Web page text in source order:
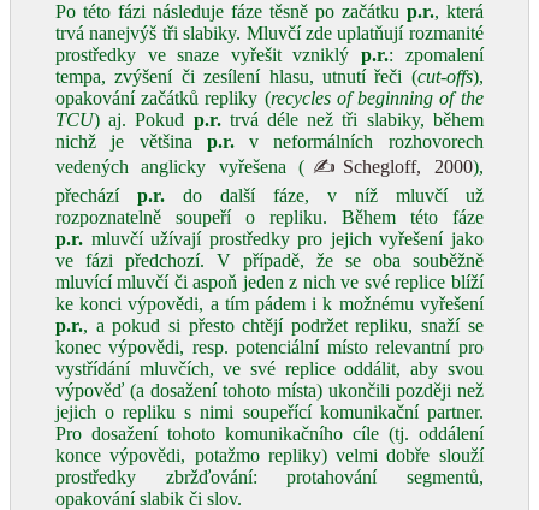
Po této fázi následuje fáze těsně po začátku p.r., která
trvá nanejvýš tři slabiky. Mluvčí zde uplatňují rozmanité
prostředky ve snaze vyřešit vzniklýp.r.: zpomalení
tempa, zvýšení či zesílení hlasu, utnutí řeči (cut-offs),
opakování začátků repliky (recycles of beginning of the
TCU) aj. Pokud p.r.trvá déle než tři slabiky, během
nichž je většina p.r.v neformálních rozhovorech
vedených anglicky vyřešena ( ✍Schegloff, 2000),
přechází p.r.do další fáze, v níž mluvčí už
rozpoznatelně soupeří o repliku. Během této fáze
p.r. mluvčí užívají prostředky pro jejich vyřešení jako
ve fázi předchozí. V případě, že se oba souběžně
mluvící mluvčí či aspoň jeden z nich ve své replice blíží
ke konci výpovědi, a tím pádem i k možnému vyřešení
p.r., a pokud si přesto chtějí podržet repliku, snaží se
konec výpovědi, resp. potenciální místo relevantní pro
vystřídání mluvčích, ve své replice oddálit, aby svou
výpověď (a dosažení tohoto místa) ukončili později než
jejich o repliku s nimi soupeřící komunikační partner.
Pro dosažení tohoto komunikačního cíle (tj. oddálení
konce výpovědi, potažmo repliky) velmi dobře slouží
prostředky zbržďování: protahování segmentů,
opakování slabik či slov.